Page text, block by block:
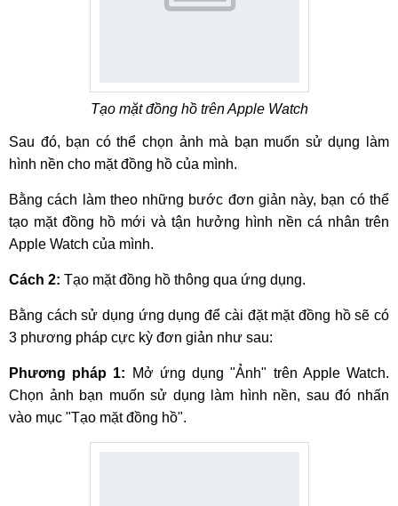
Tạo mặt đồng hồ trên Apple Watch
Sau đó, bạn có thể chọn ảnh mà bạn muốn sử dụng làm
hình nền cho mặt đồng hồ của mình.
Bằng cách làm theo những bước đơn giản này, bạn có thể
tạo mặt đồng hồ mới và tận hưởng hình nền cá nhân trên
Apple Watch của mình.
Cách 2: Tạo mặt đồng hồ thông qua ứng dụng.
Bằng cách sử dụng ứng dụng để cài đặt mặt đồng hồ sẽ có
3 phương pháp cực kỳ đơn giản như sau:
Phương pháp 1: Mở ứng dụng "Ảnh" trên Apple Watch.
Chọn ảnh bạn muốn sử dụng làm hình nền, sau đó nhấn
vào mục "Tạo mặt đồng hồ".